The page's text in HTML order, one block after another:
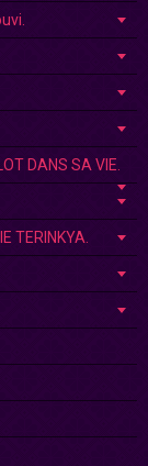
DANS SA VIE.
TERINKYA.